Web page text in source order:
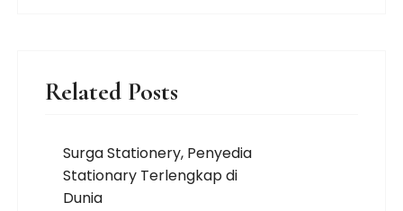
Related Posts
Surga Stationery, Penyedia
Stationary Terlengkap di
Dunia